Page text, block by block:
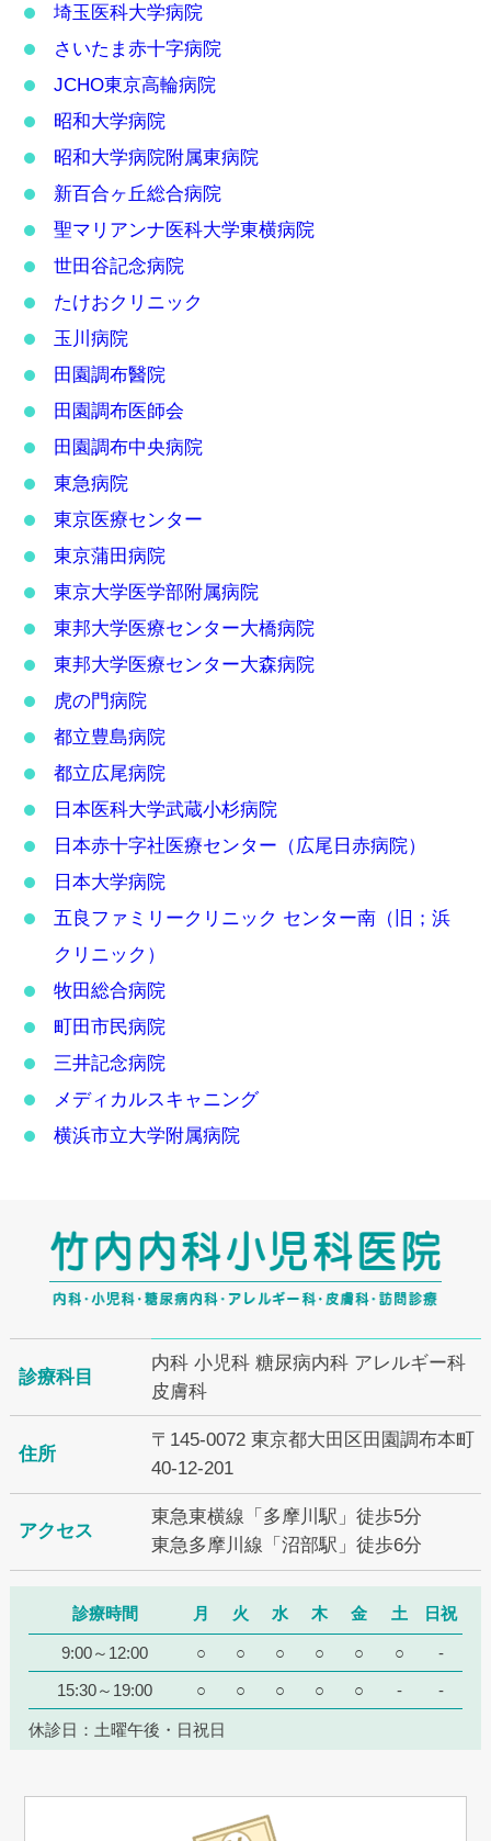
埼玉医科大学病院
さいたま赤十字病院
JCHO東京高輪病院
昭和大学病院
昭和大学病院附属東病院
新百合ヶ丘総合病院
聖マリアンナ医科大学東横病院
世田谷記念病院
たけおクリニック
玉川病院
田園調布醫院
田園調布医師会
田園調布中央病院
東急病院
東京医療センター
東京蒲田病院
東京大学医学部附属病院
東邦大学医療センター大橋病院
東邦大学医療センター大森病院
虎の門病院
都立豊島病院
都立広尾病院
日本医科大学武蔵小杉病院
日本赤十字社医療センター（広尾日赤病院）
日本大学病院
五良ファミリークリニック センター南（旧；浜
クリニック）
牧田総合病院
町田市民病院
三井記念病院
メディカルスキャニング
横浜市立大学附属病院
診療科目
内科 小児科 糖尿病内科 アレルギー科
皮膚科
住所
〒145-0072 東京都大田区田園調布本町
40-12-201
アクセス
東急東横線「多摩川駅」徒歩5分
東急多摩川線「沼部駅」徒歩6分
診療時間 月 火 水 木 金 土 日祝
9:00～12:00 ○ ○ ○ ○ ○ ○
-
15:30～19:00
○ ○ ○ ○ ○ - -
休診日：土曜午後・日祝日